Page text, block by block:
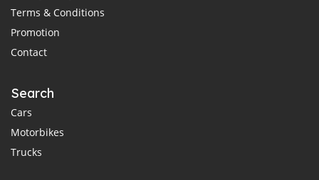
Terms & Conditions
Promotion
Contact
Search
Cars
Motorbikes
Trucks